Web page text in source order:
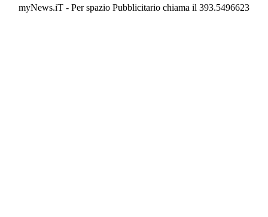
myNews.iT - Per spazio Pubblicitario chiama il 393.5496623